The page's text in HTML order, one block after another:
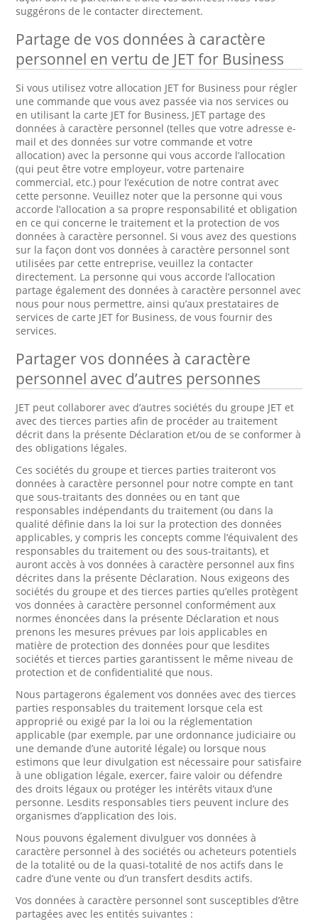
suggérons de le contacter directement.
Partage de vos données à caractère
personnel en vertu de JET for Business
Si vous utilisez votre allocation JET for Business pour régler
une commande que vous avez passée via nos services ou
en utilisant la carte JET for Business, JET partage des
données à caractère personnel (telles que votre adresse e-
mail et des données sur votre commande et votre
allocation) avec la personne qui vous accorde l’allocation
(qui peut être votre employeur, votre partenaire
commercial, etc.) pour l’exécution de notre contrat avec
cette personne. Veuillez noter que la personne qui vous
accorde l’allocation a sa propre responsabilité et obligation
en ce qui concerne le traitement et la protection de vos
données à caractère personnel. Si vous avez des questions
sur la façon dont vos données à caractère personnel sont
utilisées par cette entreprise, veuillez la contacter
directement. La personne qui vous accorde l’allocation
partage également des données à caractère personnel avec
nous pour nous permettre, ainsi qu’aux prestataires de
services de carte JET for Business, de vous fournir des
services.
Partager vos données à caractère
personnel avec d’autres personnes
JET peut collaborer avec d’autres sociétés du groupe JET et
avec des tierces parties afin de procéder au traitement
décrit dans la présente Déclaration et/ou de se conformer à
des obligations légales.
Ces sociétés du groupe et tierces parties traiteront vos
données à caractère personnel pour notre compte en tant
que sous-traitants des données ou en tant que
responsables indépendants du traitement (ou dans la
qualité définie dans la loi sur la protection des données
applicables, y compris les concepts comme l’équivalent des
responsables du traitement ou des sous-traitants), et
auront accès à vos données à caractère personnel aux fins
décrites dans la présente Déclaration. Nous exigeons des
sociétés du groupe et des tierces parties qu’elles protègent
vos données à caractère personnel conformément aux
normes énoncées dans la présente Déclaration et nous
prenons les mesures prévues par lois applicables en
matière de protection des données pour que lesdites
sociétés et tierces parties garantissent le même niveau de
protection et de confidentialité que nous.
Nous partagerons également vos données avec des tierces
parties responsables du traitement lorsque cela est
approprié ou exigé par la loi ou la réglementation
applicable (par exemple, par une ordonnance judiciaire ou
une demande d’une autorité légale) ou lorsque nous
estimons que leur divulgation est nécessaire pour satisfaire
à une obligation légale, exercer, faire valoir ou défendre
des droits légaux ou protéger les intérêts vitaux d’une
personne. Lesdits responsables tiers peuvent inclure des
organismes d’application des lois.
Nous pouvons également divulguer vos données à
caractère personnel à des sociétés ou acheteurs potentiels
de la totalité ou de la quasi-totalité de nos actifs dans le
cadre d’une vente ou d’un transfert desdits actifs.
Vos données à caractère personnel sont susceptibles d’être
partagées avec les entités suivantes :